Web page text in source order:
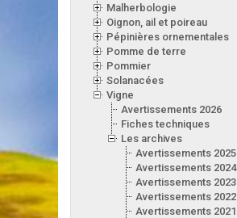
Malherbologie
Oignon, ail et poireau
Pépinières ornementales
Pomme de terre
Pommier
Solanacées
Vigne
Avertissements 2026
Fiches techniques
Les archives
Avertissements 2025
Avertissements 2024
Avertissements 2023
Avertissements 2022
Avertissements 2021